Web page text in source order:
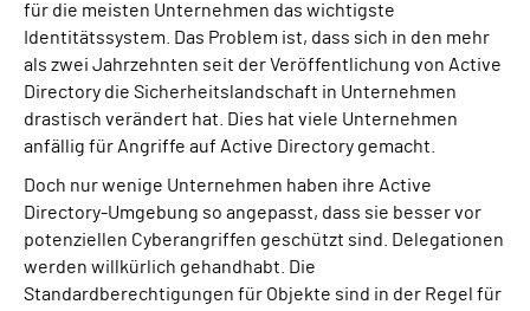
für die meisten Unternehmen das wichtigste
Identitätssystem. Das Problem ist, dass sich in den mehr
als zwei Jahrzehnten seit der Veröffentlichung von Active
Directory die Sicherheitslandschaft in Unternehmen
drastisch verändert hat. Dies hat viele Unternehmen
anfällig für Angriffe auf Active Directory gemacht.
Doch nur wenige Unternehmen haben ihre Active
Directory-Umgebung so angepasst, dass sie besser vor
potenziellen Cyberangriffen geschützt sind. Delegationen
werden willkürlich gehandhabt. Die
Standardberechtigungen für Objekte sind in der Regel für